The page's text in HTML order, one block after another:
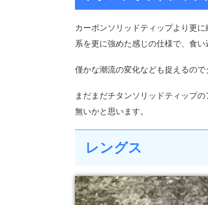
カーボンソリッドティップより更
系を更に強めた感じの仕様で、食
僅かな潮流の変化なども捉えるので
まだまだチタンソリッドティップ
無いかと思います。
レングス